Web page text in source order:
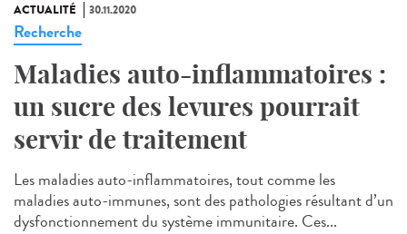
ACTUALITÉ 30.11.2020
Recherche
Maladies auto-inflammatoires :
un sucre des levures pourrait
servir de traitement
Les maladies auto-inflammatoires, tout comme les
maladies auto-immunes, sont des pathologies résultant d’un
dysfonctionnement du système immunitaire. Ces...